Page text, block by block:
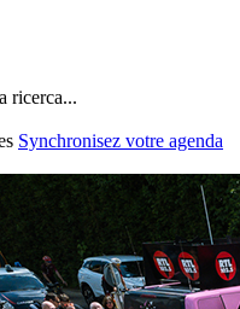
ricerca...
Synchronisez votre agenda